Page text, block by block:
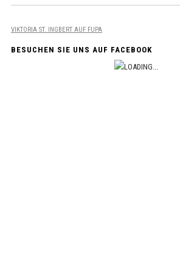
VIKTORIA ST. INGBERT AUF FUPA
BESUCHEN SIE UNS AUF FACEBOOK